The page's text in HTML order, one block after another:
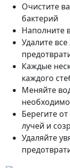
Очистите
бактерий
Наполните
Удалите
Каждые
каждого
Меняйте
Берегите
лучей и
Удаляйте